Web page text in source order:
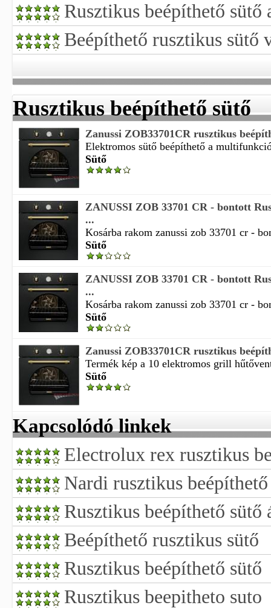
Rusztikus beépíthető sütő
Beépíthető rusztikus sütő
Rusztikus beépíthető sütő
Zanussi ZOB33701CR rusztikus
Elektromos sütő beépíthető a
Sütő
ZANUSSI ZOB 33701 CR - bontott
...
Kosárba rakom zanussi zob 33701 cr -
Sütő
ZANUSSI ZOB 33701 CR - bontott
...
Kosárba rakom zanussi zob 33701 cr -
Sütő
Zanussi ZOB33701CR rusztikus
Termék kép a 10 elektromos grill
Sütő
Kapcsolódó linkek
Electrolux rex rusztikus
Nardi rusztikus
Rusztikus beépíthető sütő
Beépíthető rusztikus sütő
Rusztikus beépíthető sütő
Rusztikus beepitheto suto